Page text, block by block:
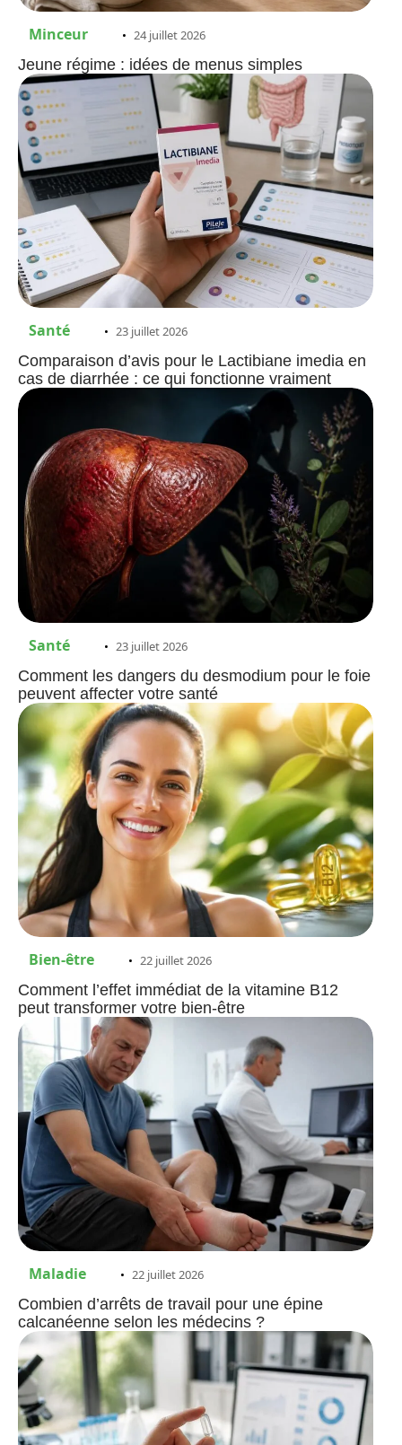
Minceur 24 juillet 2026
Jeune régime : idées de menus simples
Santé 23 juillet 2026
Comparaison d’avis pour le Lactibiane imedia en
cas de diarrhée : ce qui fonctionne vraiment
Santé 23 juillet 2026
Comment les dangers du desmodium pour le foie
peuvent affecter votre santé
Bien-être 22 juillet 2026
Comment l’effet immédiat de la vitamine B12
peut transformer votre bien-être
Maladie 22 juillet 2026
Combien d’arrêts de travail pour une épine
calcanéenne selon les médecins ?